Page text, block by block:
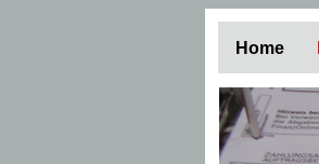
Home